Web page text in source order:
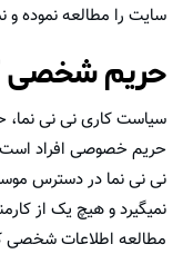
سایت را مطالعه نموده و
حریم شخصی
سیاست کاری نی نی نما،
حریم خصوصی افراد
نی نی نما در دسترس
نمیگیرد و هیچ یک از
مطالعه اطلاعات شخصی